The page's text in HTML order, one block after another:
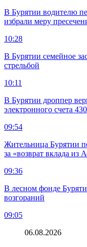
В Бурятии водителю
избрали меру
10:28
В Бурятии семейное
стрельбой
10:11
В Бурятии дроппер
электронного счета
09:54
Жительница Бурятии
за «возврат вклада из
09:36
В лесном фонде
возгораний
09:05
06.08.2026